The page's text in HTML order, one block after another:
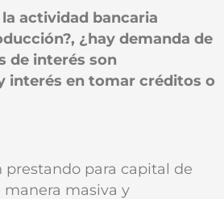
actividad bancaria
¿hay demanda de
de interés son
interés en tomar créditos o
prestando para capital de
manera masiva y